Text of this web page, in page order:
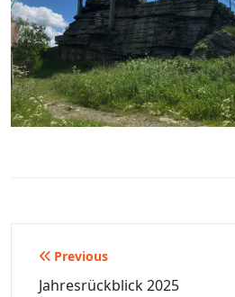
Beitragsnavigation
Previous
Jahresrückblick 2025